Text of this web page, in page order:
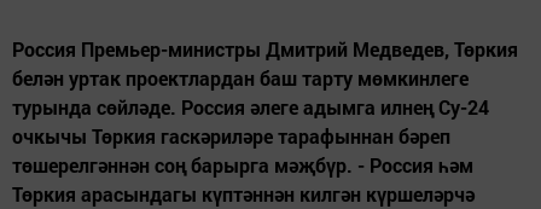
Россия Премьер-министры Дмитрий Медведев, Төркия
белән уртак проектлардан баш тарту мөмкинлеге
турында сөйләде. Россия әлеге адымга илнең Су-24
очкычы Төркия гаскәриләре тарафыннан бәреп
төшерелгәннән соң барырга мәҗбүр. - Россия һәм
Төркия арасындагы күптәннән килгән күршеләрчә